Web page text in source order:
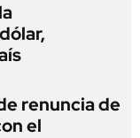
renuncia de
el